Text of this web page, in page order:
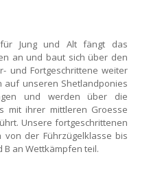
Jung und Alt fängt das
an und baut sich über den
und Fortgeschrittene weiter
auf unseren Shetlandponies
und werden über die
mit ihrer mittleren Groesse
Unsere fortgeschrittenen
von der Führzügelklasse bis
B an Wettkämpfen teil.